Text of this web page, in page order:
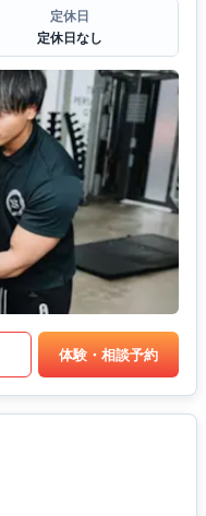
定休日
定休日なし
体験・相談予約